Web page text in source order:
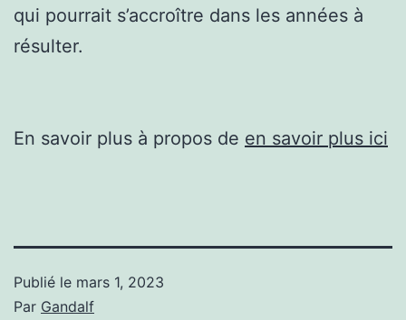
qui pourrait s’accroître dans les années à
résulter.
En savoir plus à propos de en savoir plus ici
Publié le mars 1, 2023
Par Gandalf